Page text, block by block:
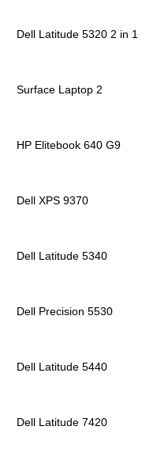
Dell Latitude 5320 2 in 1
Surface Laptop 2
HP Elitebook 640 G9
Dell XPS 9370
Dell Latitude 5340
Dell Precision 5530
Dell Latitude 5440
Dell Latitude 7420